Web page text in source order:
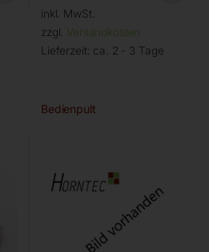
inkl. MwSt.
zzgl. Versandkosten
Lieferzeit: ca. 2 - 3 Tage
Bedienpult